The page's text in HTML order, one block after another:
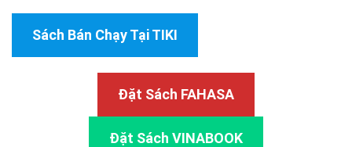
Sách Bán Chạy Tại TIKI
Đặt Sách FAHASA
Đặt Sách VINABOOK